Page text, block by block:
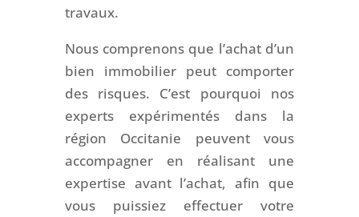
travaux.
Nous comprenons que l’achat d’un
bien immobilier peut comporter
des risques. C’est pourquoi nos
experts expérimentés dans la
région Occitanie peuvent vous
accompagner en réalisant une
expertise avant l’achat, afin que
vous puissiez effectuer votre